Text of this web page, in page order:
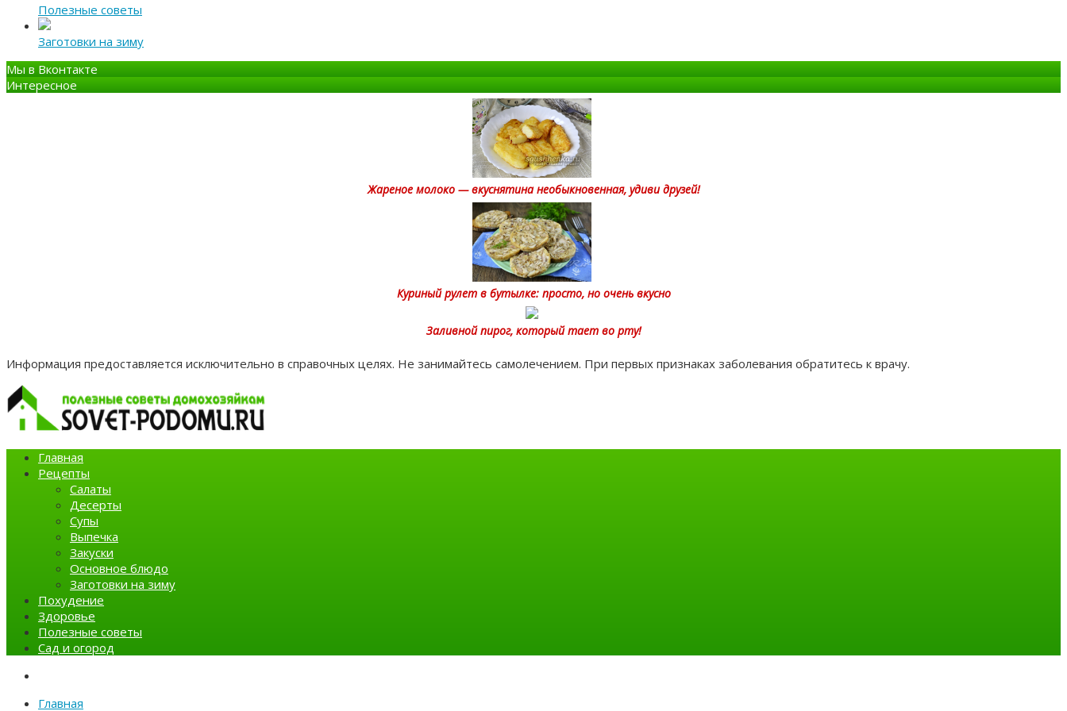
Полезные советы
Заготовки на зиму
Мы в Вконтакте
Интересное
Жареное молоко — вкуснятина необыкновенная, удиви друзей!
Куриный рулет в бутылке: просто, но очень вкусно
Заливной пирог, который тает во рту!
Информация предоставляется исключительно в справочных целях. Не занимайтесь самолечением. При первых признаках заболевания обратитесь к врачу.
Главная
Рецепты
Салаты
Десерты
Супы
Выпечка
Закуски
Основное блюдо
Заготовки на зиму
Похудение
Здоровье
Полезные советы
Сад и огород
Главная